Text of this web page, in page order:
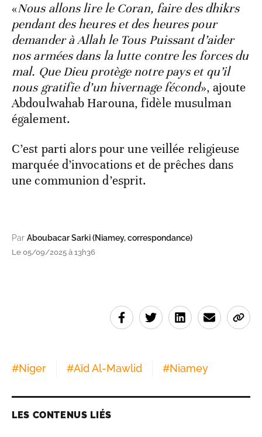
«Nous allons lire le Coran, faire des dhikrs
pendant des heures et des heures pour
demander à Allah le Tous Puissant d’aider
nos armées dans la lutte contre les forces du
mal. Que Dieu protège notre pays et qu’il
nous gratifie d’un hivernage fécond», ajoute
Abdoulwahab Harouna, fidèle musulman
également.
C’est parti alors pour une veillée religieuse
marquée d’invocations et de prêches dans
une communion d’esprit.
Par Aboubacar Sarki (Niamey, correspondance)
Le 05/09/2025 à 13h36
#Niger #Aïd Al-Mawlid #Niamey
LES CONTENUS LIÉS